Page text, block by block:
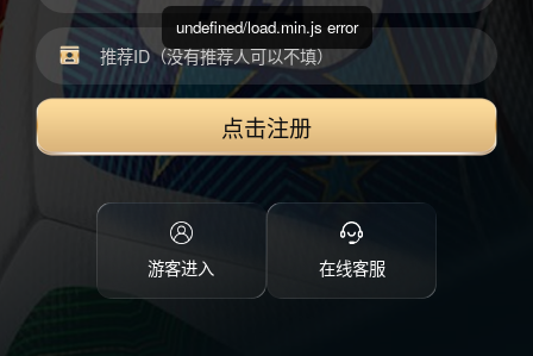
点击注册
游客进入 在线客服
undefined/load.min.js error